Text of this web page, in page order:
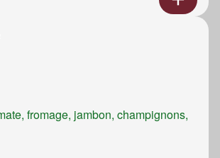
fromage, jambon, champignons,